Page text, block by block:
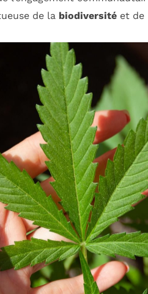
de la biodiversité et de